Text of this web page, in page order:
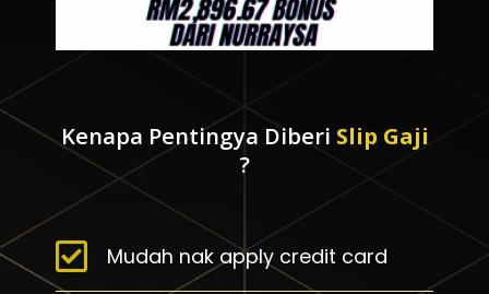
Kenapa Pentingya Diberi Slip Gaji
?
Mudah nak apply credit card